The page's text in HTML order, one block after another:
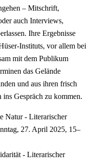
– Mitschrift,
auch Interviews,
Ihre Ergebnisse
Instituts, vor allem bei
mit dem Publikum
das Gelände
und aus ihren frisch
ins Gespräch zu kommen.
Natur - Literarischer
27. April 2025, 15–
- Literarischer